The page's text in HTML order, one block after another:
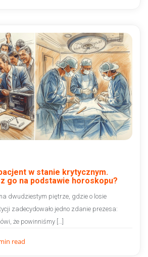
w stanie krytycznym.
go na podstawie horoskopu?
dwudziestym piętrze, gdzie o losie
zadecydowało jedno zdanie prezesa:
że powinniśmy […]
read